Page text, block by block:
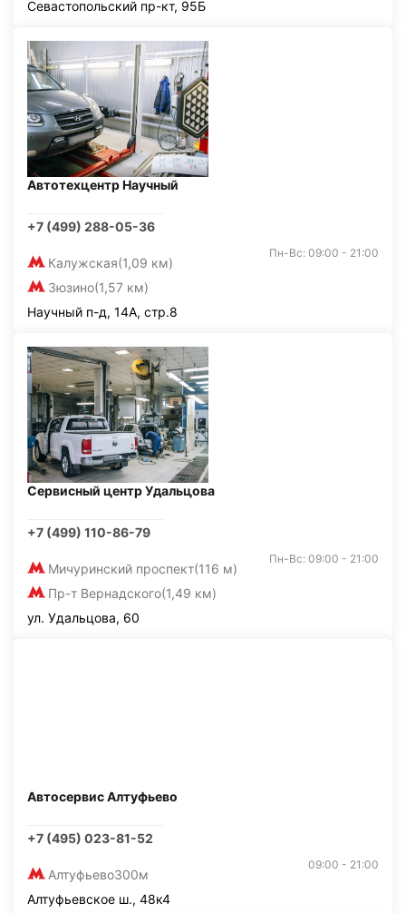
Севастопольский пр-кт, 95Б
Автотехцентр Научный
+7 (499) 288-05-36
Калужская(1,09 км)
Зюзино(1,57 км)
Пн-Вс: 09:00 - 21:00
Научный п-д, 14А, стр.8
Сервисный центр Удальцова
+7 (499) 110-86-79
Мичуринский проспект(116 м)
Пр-т Вернадского(1,49 км)
Пн-Вс: 09:00 - 21:00
ул. Удальцова, 60
Автосервис Алтуфьево
+7 (495) 023-81-52
Алтуфьево300м
09:00 - 21:00
Алтуфьевское ш., 48к4